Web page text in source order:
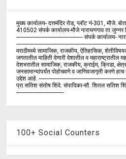
मुख्य कार्यालय- दत्तमंदिर रोड, प्लॉट नं-301, मौजे.
410502 संपर्क कार्य‍ालय-मौजे नारायणगाव ता.जुन्नर
--------------------------------------------- संपर्क कार्यालय-
मराठीमध्ये सामाजिक, राजकीय, ऐतिहासिक,
जगतातील माहिती देणारी देशातील व महाराष्ट्रातील
देशभरातील सामाजिक, राजकीय, क्राईम, क्रिडा,
जनसामान्यांपर्यंत पोहोचवणे व जाणिवजागृती करणे
उद्देश आहे.
प्रा.सतिश संतोष शिंदे. संपादिका-सौ. शितल सतिश शिंदे
--------------------------------
100+ Social Counters